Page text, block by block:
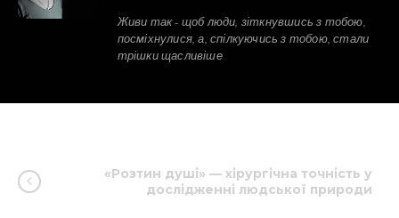
Живи так - щоб люди, зіткнувшись з тобою,
посміхнулися, а, спілкуючись з тобою, стали
трішки щасливіше
«Розтин душі» — хірургічна точність у
дослідженні людської природи